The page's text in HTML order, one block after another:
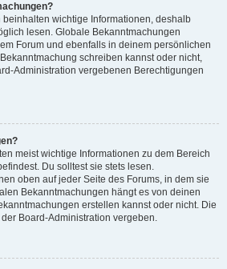
wichtige Informationen, deshalb
lesen. Globale Bekanntmachungen
Forum und ebenfalls in deinem persönlichen
schreiben kannst oder nicht,
Administration vergebenen Berechtigungen
meist wichtige Informationen zu dem Bereich
Du solltest sie stets lesen.
oben auf jeder Seite des Forums, in dem sie
Bekanntmachungen hängt es von deinen
erstellen kannst oder nicht. Die
Board-Administration vergeben.